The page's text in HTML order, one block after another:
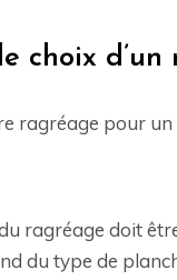
choix
ragréage pour
du ragréage doit
du type de